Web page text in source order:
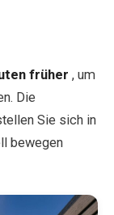
früher , um
Die
Sie sich in
bewegen